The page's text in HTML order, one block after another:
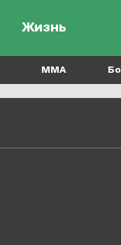
Жизнь
MMA